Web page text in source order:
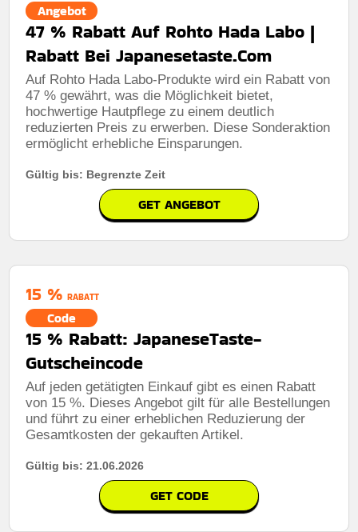
Angebot
47 % Rabatt Auf Rohto Hada Labo |
Rabatt Bei Japanesetaste.Com
Auf Rohto Hada Labo-Produkte wird ein Rabatt von
47 % gewährt, was die Möglichkeit bietet,
hochwertige Hautpflege zu einem deutlich
reduzierten Preis zu erwerben. Diese Sonderaktion
ermöglicht erhebliche Einsparungen.
Gültig bis: Begrenzte Zeit
GET ANGEBOT
15 % RABATT
Code
15 % Rabatt: JapaneseTaste-
Gutscheincode
Auf jeden getätigten Einkauf gibt es einen Rabatt
von 15 %. Dieses Angebot gilt für alle Bestellungen
und führt zu einer erheblichen Reduzierung der
Gesamtkosten der gekauften Artikel.
Gültig bis: 21.06.2026
GET CODE